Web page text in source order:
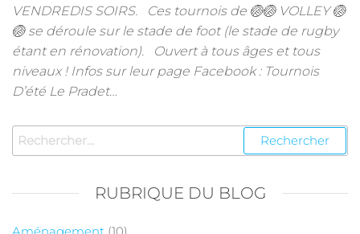
VENDREDIS SOIRS. Ces tournois de 🏐🏐 VOLLEY 🏐
🏐 se déroule sur le stade de foot (le stade de rugby
étant en rénovation). Ouvert à tous âges et tous
niveaux ! Infos sur leur page Facebook : Tournois
D’été Le Pradet…
RUBRIQUE DU BLOG